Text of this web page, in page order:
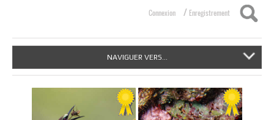
Connexion / Enregistrement
NAVIGUER VERS...